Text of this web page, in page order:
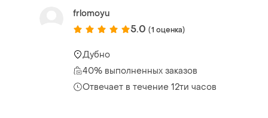
frlomoyu
5.0 (1 оценка)
Дубно
40% выполненных заказов
Отвечает в течение 12ти часов